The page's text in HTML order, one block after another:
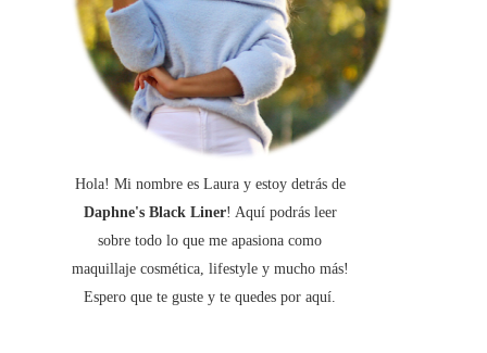
Hola! Mi nombre es Laura y estoy detrás de
Daphne's Black Liner! Aquí podrás leer
sobre todo lo que me apasiona como
maquillaje cosmética, lifestyle y mucho más!
Espero que te guste y te quedes por aquí.